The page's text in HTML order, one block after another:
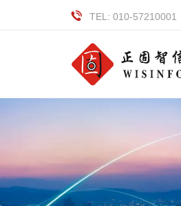
TEL: 010-57210001